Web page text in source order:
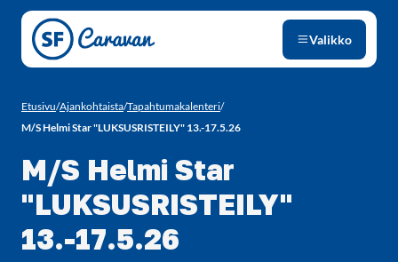
Siirry sivun sisältöön
Valikko
Etusivu/Ajankohtaista/Tapahtumakalenteri/
M/S Helmi Star "LUKSUSRISTEILY" 13.-17.5.26
M/S Helmi Star
"LUKSUSRISTEILY"
13.-17.5.26